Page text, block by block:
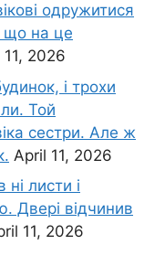
одружитися
що на це
2026
і трохи
Той
сестри. Але ж
April 11, 2026
листи і
Двері відчинив
11, 2026